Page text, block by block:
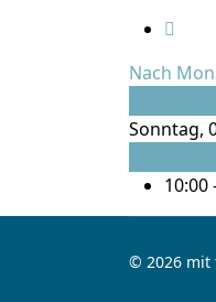
Nach
Sonntag,
10:00
© 2026 mit